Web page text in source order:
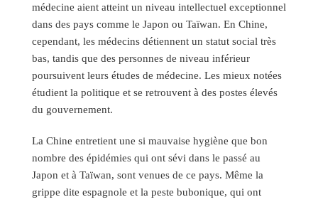
médecine aient atteint un niveau intellectuel exceptionnel
dans des pays comme le Japon ou Taïwan. En Chine,
cependant, les médecins détiennent un statut social très
bas, tandis que des personnes de niveau inférieur
poursuivent leurs études de médecine. Les mieux notées
étudient la politique et se retrouvent à des postes élevés
du gouvernement.
La Chine entretient une si mauvaise hygiène que bon
nombre des épidémies qui ont sévi dans le passé au
Japon et à Taïwan, sont venues de ce pays. Même la
grippe dite espagnole et la peste bubonique, qui ont